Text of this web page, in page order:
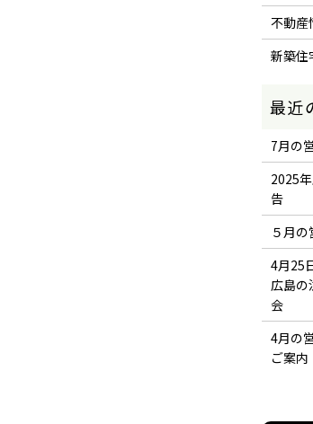
不動産
新築住
7月の
2025
告
５月
4月25
広島の
会
4月の
ご案内